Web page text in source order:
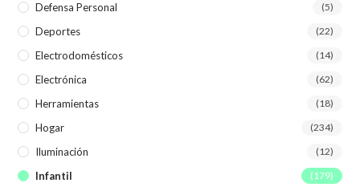
Defensa Personal (5)
Deportes (22)
Electrodomésticos (14)
Electrónica (62)
Herramientas (18)
Hogar (234)
Iluminación (12)
Infantil (179)